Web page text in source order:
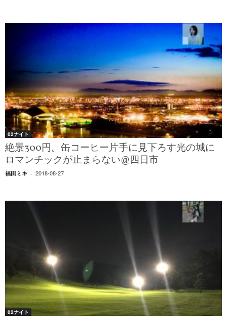
02ナイト
絶景300円。缶コーヒー片手に見下ろす光の城に
ロマンチックが止まらない@四日市
福田ミキ - 2018-08-27
02ナイト